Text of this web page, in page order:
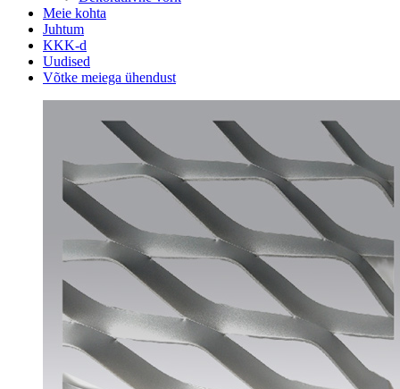
Meie kohta
Juhtum
KKK-d
Uudised
Võtke meiega ühendust